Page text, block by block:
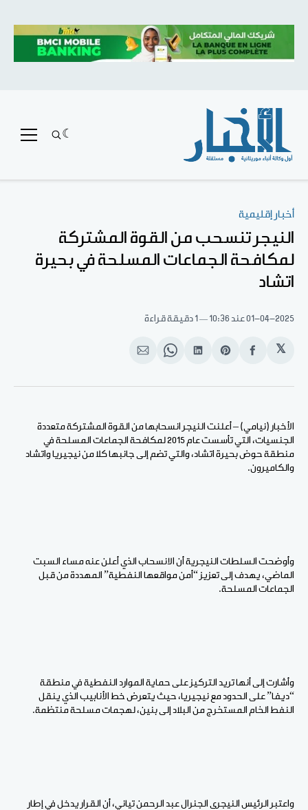
أخبار إقليمية
النيجر تنسحب من القوة المشتركة
لمكافحة الجماعات المسلحة في بحيرة
اتشاد
01-04-2025عند 10:36 1 دقيقة قراءة
𝕏
انشر
الفيسبوك
Share
Pinterest
انشر
لينكد
Share
WhatsApp
انشر
الإيميل
الأخبار (نيامي) – أعلنت النيجر انسحابها من القوة المشتركة متعددة
الجنسيات، التي تأسست عام 2015 لمكافحة الجماعات المسلحة في
منطقة حوض بحيرة اتشاد، والتي تضم إلى جانبها كلا من نيجيريا واتشاد
والكاميرون.
وأوضحت السلطات النيجرية أن الانسحاب الذي أعلن عنه مساء السبت
الماضي، يهدف إلى تعزيز “أمن مواقعها النفطية” المهددة من قبل
الجماعات المسلحة.
وأشارت إلى أنها تريد التركيز على حماية الموارد النفطية في منطقة
“ديفا” على الحدود مع نيجيريا، حيث يتعرض خط الأنابيب الذي ينقل
النفط الخام المستخرج من البلاد إلى بنين، لهجمات مسلحة منتظمة.
واعتبر الرئيس النيجري الجنرال عبد الرحمن تياني، أن القرار يدخل في إطار